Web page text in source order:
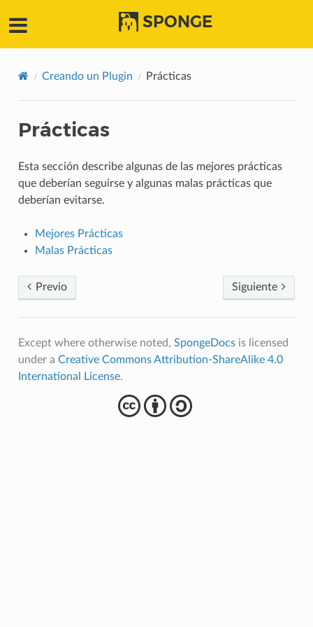
SPONGE
Creando un Plugin Prácticas
Prácticas
Esta sección describe algunas de las mejores prácticas
que deberían seguirse y algunas malas prácticas que
deberían evitarse.
Mejores Prácticas
Malas Prácticas
Siguiente
Previo
Except where otherwise noted, SpongeDocsis licensed
under a Creative Commons Attribution-ShareAlike 4.0
International License.
cba